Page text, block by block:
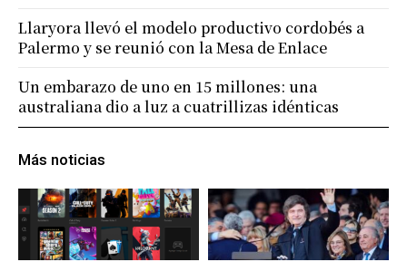
Más noticias
Llaryora llevó el modelo productivo cordobés a
Palermo y se reunió con la Mesa de Enlace
Un embarazo de uno en 15 millones: una
australiana dio a luz a cuatrillizas idénticas